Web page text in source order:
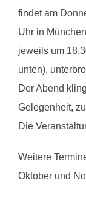
findet am
Uhr in
jeweils um
unten),
Der Abend
Gelegenheit,
Die
Weitere
Oktober und